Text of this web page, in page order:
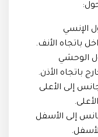
الإنسي
الوحشي
إلى الأعلى
إلى الأسفل